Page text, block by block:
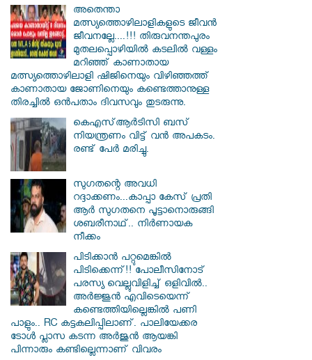
അതെന്താ
മത്സ്യത്തൊഴിലാളികളുടെ ജീവൻ
ജീവനല്ലേ....!!! തിരുവനന്തപുരം
മുതലപ്പൊഴിയില്‍ കടലില്‍ വള്ളം
മറിഞ്ഞ് കാണാതായ
മത്സ്യത്തൊഴിലാളി ഷിജിനെയും വിഴിഞ്ഞത്ത്
കാണാതായ ജോണിനെയും കണ്ടെത്താനുള്ള
തിരച്ചില്‍ ഒന്‍പതാം ദിവസവും തുടരുന്നു.
കെഎസ്ആര്‍ടിസി ബസ്
നിയന്ത്രണം വിട്ട് വൻ അപകടം.
രണ്ട് പേർ മരിച്ചു.
സു​ഗതന്റെ അവധി
റദ്ദാക്കണം...കാപ്പാ കേസ് പ്രതി
ആർ സു​ഗതനെ പൂട്ടാനൊരുങ്ങി
ശബരീനാഥ്.. നിർണായക
നീക്കം
പിടിക്കാൻ പറ്റുമെങ്കിൽ
പിടിക്കെന്ന്!! പോലീസിനോട്
പരസ്യ വെല്ലുവിളിച്ച് ഒളിവിൽ..
അർജ്ജുൻ എവിടെയെന്ന്
കണ്ടെത്തിയില്ലെങ്കിൽ പണി
പാളും.. RC കട്ടകലിപ്പിലാണ്. പാലിയേക്കര
ടോൾ പ്ലാസ കടന്ന അർജുൻ ആയങ്കി
പിന്നാരും കണ്ടില്ലെന്നാണ് വിവരം